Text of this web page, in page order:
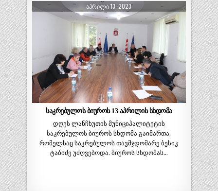
ᲐᲞᲠᲘᲚᲘ 13, 2023
საკრებულოს ბიუროს 13 აპრილის სხდომა
დღეს ლანჩხუთის მუნიციპალიტეტის
საკრებულოს ბიუროს სხდომა გაიმართა,
რომელსაც საკრებულოს თავმჯდომარე ბესიკ
ტაბიძე უძღვებოდა. ბიუროს სხდომას…